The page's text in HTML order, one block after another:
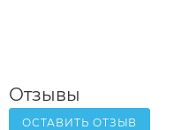
Отзывы
ОСТАВИТЬ ОТЗЫВ